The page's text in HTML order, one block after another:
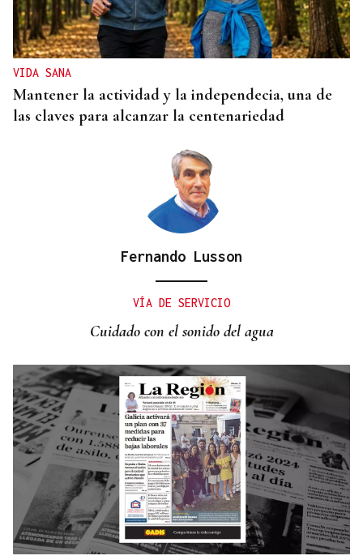
Muere a los 50 años el DJ francés Kavinsky, autor
del icónico tema "Nightcall"
VIDA SANA
Mantener la actividad y la independecia, una de
las claves para alcanzar la centenariedad
Fernando Lusson
VÍA DE SERVICIO
Cuidado con el sonido del agua